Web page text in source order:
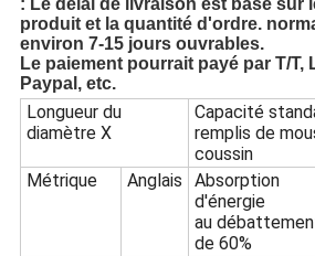
: Le délai de livraison est basé sur
produit et la quantité d'ordre.
environ 7-15 jours ouvrables.
Le paiement pourrait payé par T/T,
Paypal, etc.
Longueur du
diamètre X
Capacité
remplis de
coussin
Métrique
Anglais
Absorption
d'énergie
au
de 60%